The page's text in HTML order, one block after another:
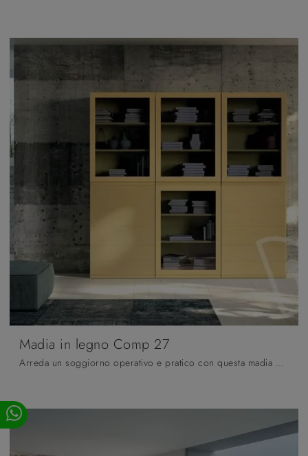
Madia in legno Comp 27
Arreda un soggiorno operativo e pratico con questa madia Madia in legno Comp 27 di Fratelli Mirandola: scopri le più belle Madie in legno laccato.